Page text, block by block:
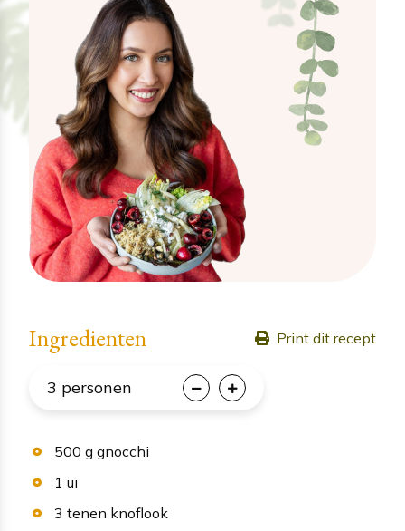
Ingredienten Print dit recept
3 personen
500 g gnocchi
1 ui
3 tenen knoflook